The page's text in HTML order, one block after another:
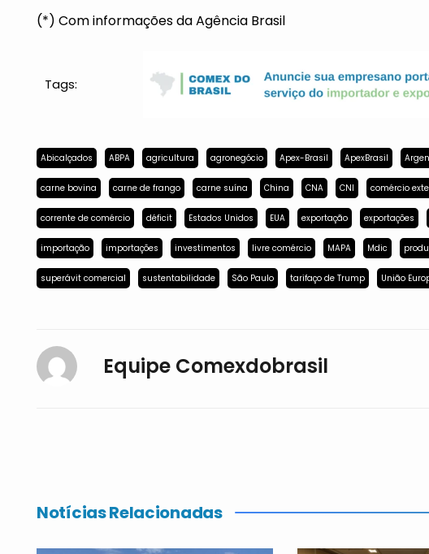
(*) Com informações da Agência Brasil
Tags:
Abicalçados ABPA agricultura agronegócio Apex-Brasil ApexBrasil
carne bovina carne de frango carne suína China CNA CNI comércio
corrente de comércio déficit Estados Unidos EUA exportação exportações
importação importações investimentos livre comércio MAPA Mdic
superávit comercial sustentabilidade São Paulo tarifaço de Trump União
Equipe Comexdobrasil
Notícias Relacionadas